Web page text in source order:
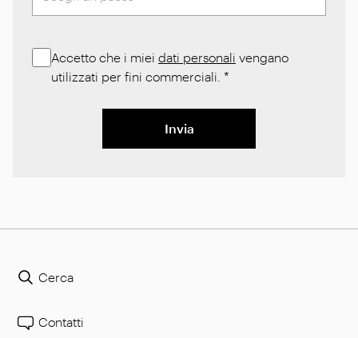
Accetto che i miei dati personali vengano
utilizzati per fini commerciali. *
Invia
Cerca
Contatti